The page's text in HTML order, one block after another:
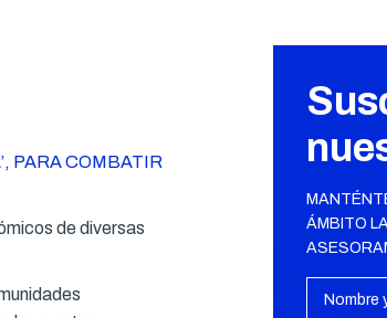
PARA COMBATIR
de diversas
ÁMBITO